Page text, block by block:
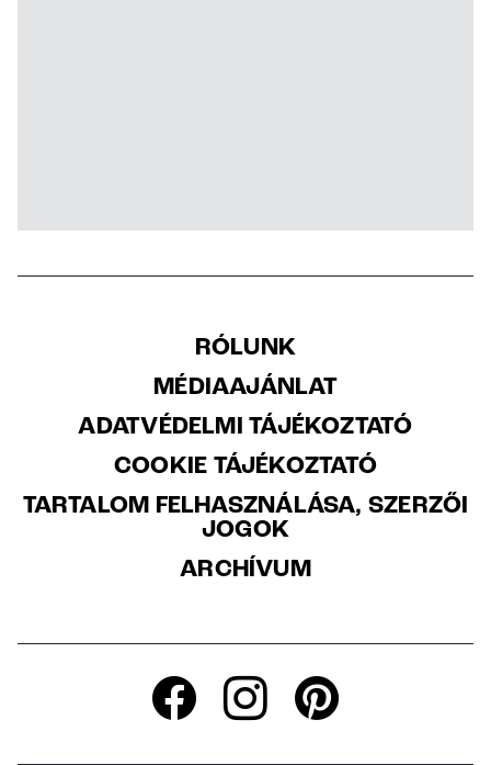
RÓLUNK
MÉDIAAJÁNLAT
ADATVÉDELMI TÁJÉKOZTATÓ
COOKIE TÁJÉKOZTATÓ
TARTALOM FELHASZNÁLÁSA, SZERZŐI
JOGOK
ARCHÍVUM